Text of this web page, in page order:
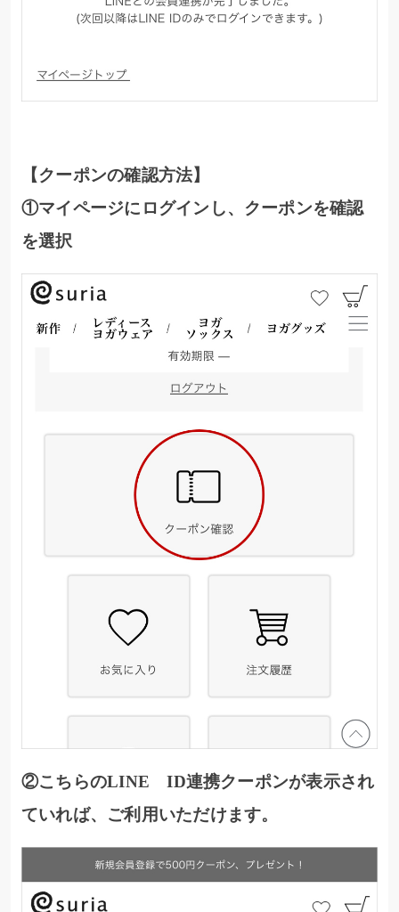
【クーポンの確認方法】
①マイページにログインし、クーポンを確認
を選択
②こちらのLINE ID連携クーポンが表示され
ていれば、ご利用いただけます。